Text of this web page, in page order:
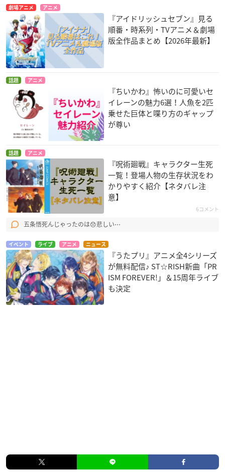
劇場アニメ アニメ
『アイドリッシュセブン』見る
順番・時系列・TVアニメ＆劇場
版全作品まとめ【2026年最新】
話題 アニメ
『ちいかわ』怖いのに可愛いセ
イレーンの魅力6選！人魚を2匹
乗せた巨体と喋り方のギャップ
が尊い
話題 アニメ
『呪術廻戦』キャラクター生死
一覧！登場人物の生存状況をわ
かりやすく紹介【ネタバレ注
意】
6コメント
五条悟死んじゃったのは😞悲しい⋯
イベント ライブ アニメ ニュース
『うたプリ』アニメ全4シリーズ
が無料配信♪ ST☆RISH新曲「PR
ISM FOREVER!」＆15周年ライブ
も決定